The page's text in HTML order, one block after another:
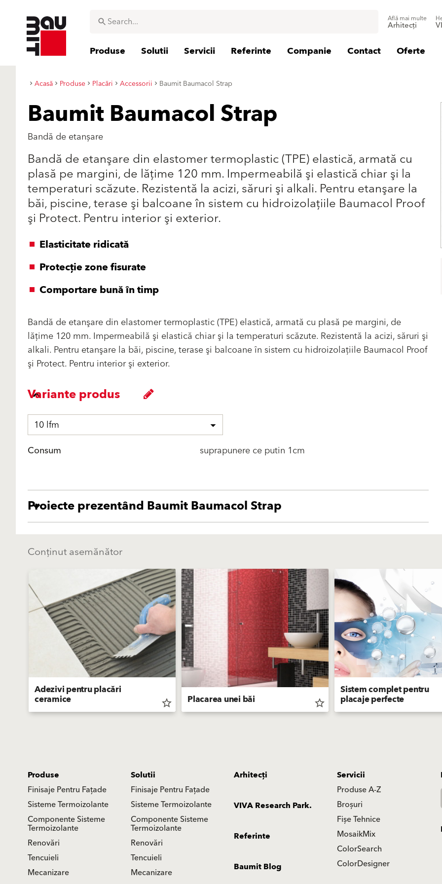
Află mai multe
Arhitecți
Produse Solutii Servicii Referinte Companie Contact Oferte
Acasă Produse Placări Accessorii Baumit Baumacol Strap
Baumit Baumacol Strap
Bandă de etanșare
Bandă de etanşare din elastomer termoplastic (TPE) elastică, armată cu
plasă pe margini, de lăţime 120 mm. Impermeabilă şi elastică chiar şi la
temperaturi scăzute. Rezistentă la acizi, săruri şi alkali. Pentru etanşare la
băi, piscine, terase şi balcoane în sistem cu hidroizolaţiile Baumacol Proof
şi Protect. Pentru interior şi exterior.
Elasticitate ridicată
Protecţie zone fisurate
Comportare bună în timp
Bandă de etanşare din elastomer termoplastic (TPE) elastică, armată cu plasă pe margini, de
lăţime 120 mm. Impermeabilă şi elastică chiar şi la temperaturi scăzute. Rezistentă la acizi, săruri şi
alkali. Pentru etanşare la băi, piscine, terase şi balcoane în sistem cu hidroizolaţiile Baumacol Proof
şi Protect. Pentru interior şi exterior.
Variante produs
10 lfm
Consum
suprapunere ce putin 1cm
Proiecte prezentând Baumit Baumacol Strap
Conținut asemănător
Adezivi pentru placări
ceramice star_border Placarea unei băi star_border
Sistem complet pentru
placaje perfecte
Produse
Finisaje Pentru Fațade
Sisteme Termoizolante
Componente Sisteme
Termoizolante
Renovări
Tencuieli
Mecanizare
Solutii
Finisaje Pentru Fațade
Sisteme Termoizolante
Componente Sisteme
Termoizolante
Renovări
Tencuieli
Mecanizare
Arhitecți
Servicii
Produse A-Z
Broșuri
Fișe Tehnice
MosaikMix
ColorSearch
ColorDesigner
VIVA Research Park.
Referinte
Baumit Blog